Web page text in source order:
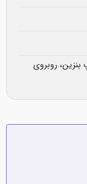
بنزین، روبروی